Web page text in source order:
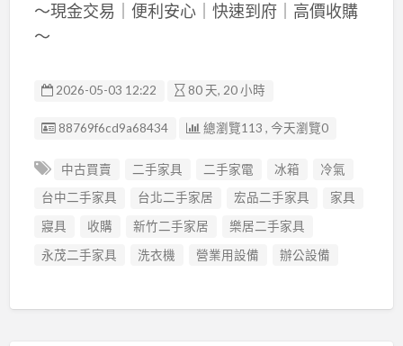
～現金交易｜便利安心｜快速到府｜高價收購
～
2026-05-03 12:22 80 天, 20 小時
廣告编號
88769f6cd9a68434 總瀏覽113 , 今天瀏覽0
中古買賣 二手家具 二手家電 冰箱
冷氣
台中二手家具
台北二手家居 宏品二手家具
家具
寢具
收購 新竹二手家居
樂居二手家具
永茂二手家具
洗衣機 營業用設備 辦公設備